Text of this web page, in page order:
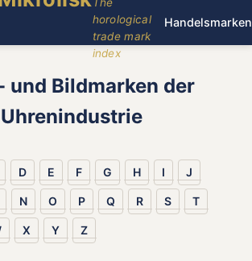
horological
trade mark
index
Handelsmarken
und Bildmarken der
Uhrenindustrie
D E F G H I J
N O P Q R S T
X Y Z